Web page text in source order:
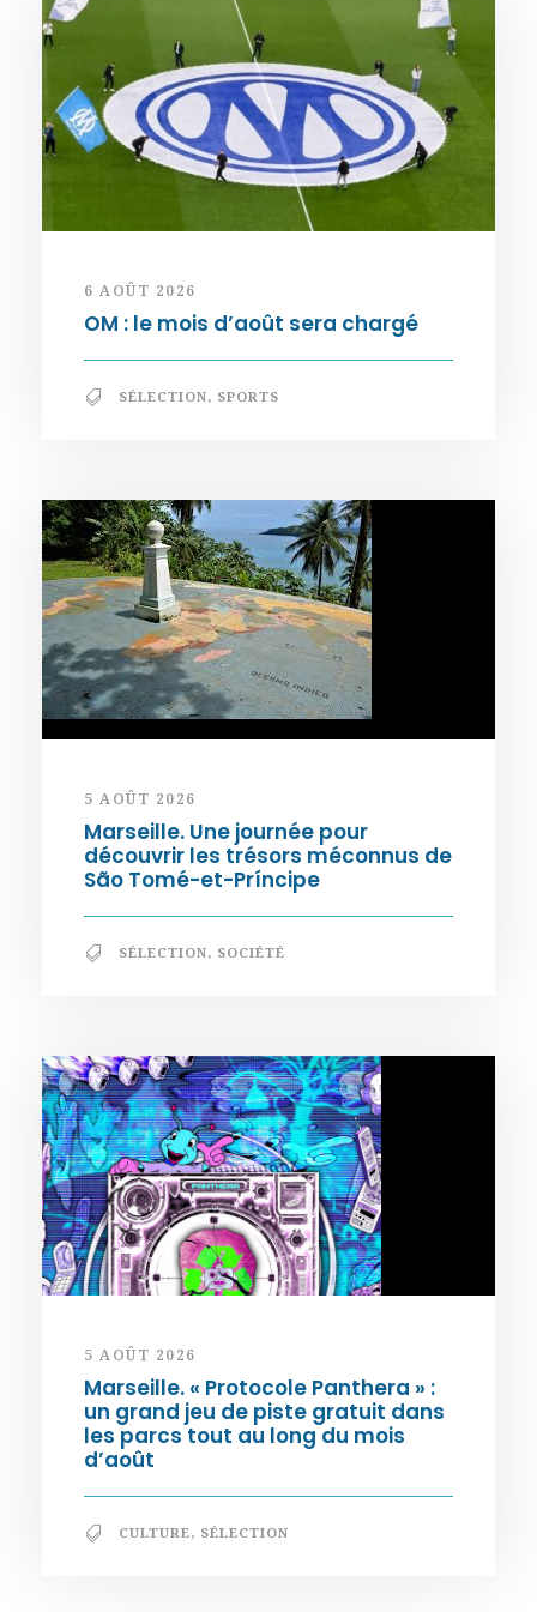
6 AOÛT 2026
OM : le mois d’août sera chargé
SÉLECTION, SPORTS
5 AOÛT 2026
Marseille. Une journée pour
découvrir les trésors méconnus de
São Tomé-et-Príncipe
SÉLECTION, SOCIÉTÉ
5 AOÛT 2026
Marseille. « Protocole Panthera » :
un grand jeu de piste gratuit dans
les parcs tout au long du mois
d’août
CULTURE, SÉLECTION